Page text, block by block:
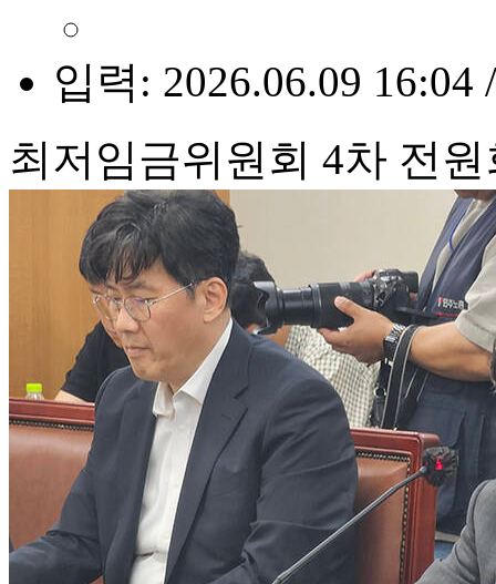
입력: 2026.06.09 16:04
최저임금위원회 4차 전